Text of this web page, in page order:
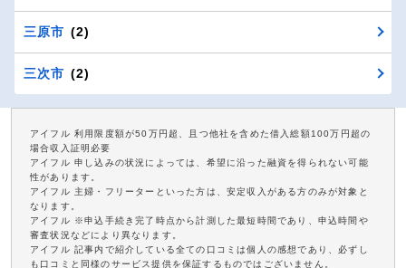
三原市 (2)
三次市 (2)
アイフル 利用限度額が50万円超、且つ他社を含めた借入総額100万円超の
場合収入証明必要
アイフル 申し込みの状況によっては、希望に沿った融資を得られない可能
性があります。
アイフル 主婦・フリーターといった方は、安定収入がある方のみが対象と
なります。
アイフル ※申込手続き完了時点から計測した最短時間であり、申込時間や
審査状況などにより異なります。
アイフル 記事内で紹介している全ての口コミは個人の感想であり、必ずし
も口コミと同様のサービス提供を保証するものではございません。